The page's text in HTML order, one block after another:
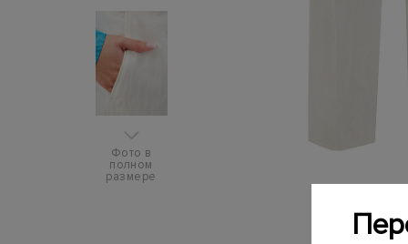
Фото в
полном
размере